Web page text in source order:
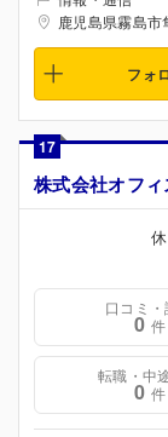
鹿児島県霧島
フォ
17
株式会社オフィ
口コミ・
0 件
転職・中
0 件